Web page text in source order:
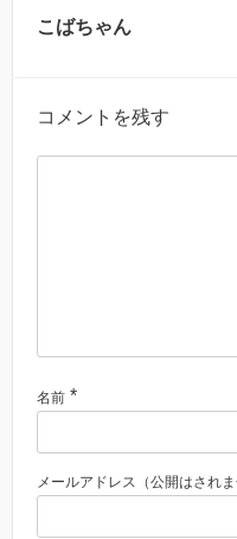
こばちゃん
コメントを残す
名前 *
メールアドレス（公開はされま